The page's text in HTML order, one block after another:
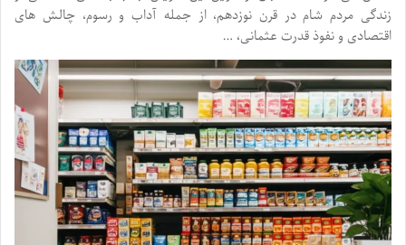
زندگی مردم شام در قرن نوزدهم، از جمله آداب و رسوم، چالش های
اقتصادی و نفوذ قدرت عثمانی، …